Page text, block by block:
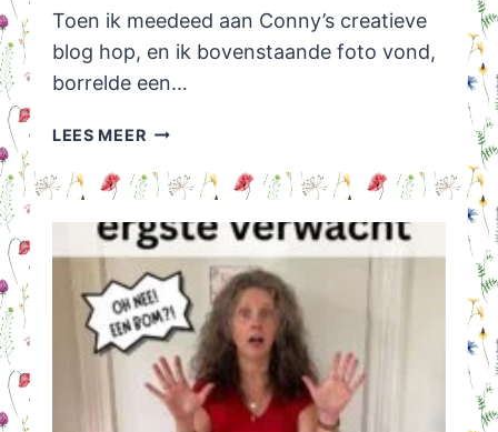
Toen ik meedeed aan Conny’s creatieve
blog hop, en ik bovenstaande foto vond,
borrelde een…
LEES MEERJEUGDSENTIMENT:
ALS
OP
VAKANTIE
GAAN
DAN
GAAT
HET
REGENEN…